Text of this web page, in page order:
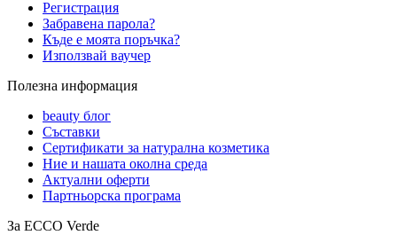
Регистрация
Забравена парола?
Къде е моята поръчка?
Използвай ваучер
Полезна информация
beauty блог
Съставки
Сертификати за натурална козметика
Ние и нашата околна среда
Актуални оферти
Партньорска програма
За ECCO Verde